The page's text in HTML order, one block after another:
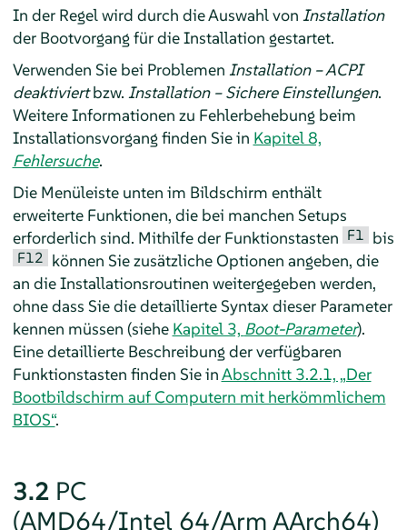
In der Regel wird durch die Auswahl von Installation
der Bootvorgang für die Installation gestartet.
Verwenden Sie bei Problemen Installation – ACPI
deaktiviertbzw. Installation – Sichere Einstellungen.
Weitere Informationen zu Fehlerbehebung beim
Installationsvorgang finden Sie in Kapitel 8,
Fehlersuche.
Die Menüleiste unten im Bildschirm enthält
erweiterte Funktionen, die bei manchen Setups
erforderlich sind. Mithilfe der Funktionstasten F1 bis
F12 können Sie zusätzliche Optionen angeben, die
an die Installationsroutinen weitergegeben werden,
ohne dass Sie die detaillierte Syntax dieser Parameter
kennen müssen (siehe Kapitel 3, Boot-Parameter).
Eine detaillierte Beschreibung der verfügbaren
Funktionstasten finden Sie inAbschnitt 3.2.1, „Der
Bootbildschirm auf Computern mit herkömmlichem
BIOS“.
3.2 PC
(AMD64/Intel 64/Arm AArch64)